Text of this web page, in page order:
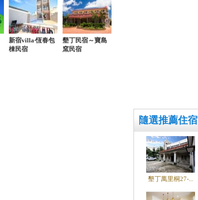
隨選推薦住宿
墾丁萬里桐27-...
新宿villa‧恆春包
棟民宿
墾丁民宿～寶島
窯民宿